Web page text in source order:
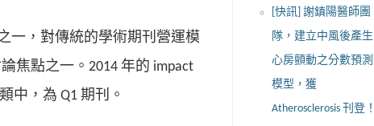
一，對傳統的學術期刊營運模
焦點之一。2014 年的 impact
中，為 Q1 期刊。
[快訊] 謝鎮陽醫師團
隊，建立中風後產生
心房顫動之分數預測
模型，獲
Atherosclerosis 刊登！